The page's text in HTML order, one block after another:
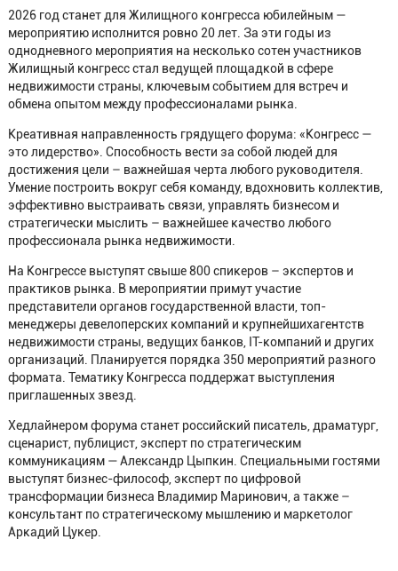
2026 год станет для Жилищного конгресса юбилейным —
мероприятию исполнится ровно 20 лет. За эти годы из
однодневного мероприятия на несколько сотен участников
Жилищный конгресс стал ведущей площадкой в сфере
недвижимости страны, ключевым событием для встреч и
обмена опытом между профессионалами pынкa.
Креативная направленность грядущего форума: «Конгресс —
это лидерство». Способность вести за собой людей для
достижения цели – важнейшая черта любого руководителя.
Умение построить вокруг себя команду, вдохновить коллектив,
эффективно выстраивать связи, управлять бизнесом и
стратегически мыслить – важнейшее качество любого
профессионала рынка недвижимости.
На Конгрессе выступят свыше 800 спикеров – экспертов и
практиков рынка. В мероприятии примут участие
представители органов государственной власти, топ-
менеджеры девелоперских компаний и крупнейшихагентств
недвижимости страны, ведущих банков, IT-компаний и других
организаций. Планируется порядка 350 мероприятий разного
формата. Тематику Конгресса поддержат выступления
приглашенных звезд.
Хедлайнером форума станет российский писатель, драматург,
сценарист, публицист, эксперт по стратегическим
коммуникациям — Александр Цыпкин. Специальными гостями
выступят бизнес-философ, эксперт по цифровой
трансформации бизнеса Владимир Маринович, а также –
консультант по стратегическому мышлению и маркетолог
Аркадий Цукер.